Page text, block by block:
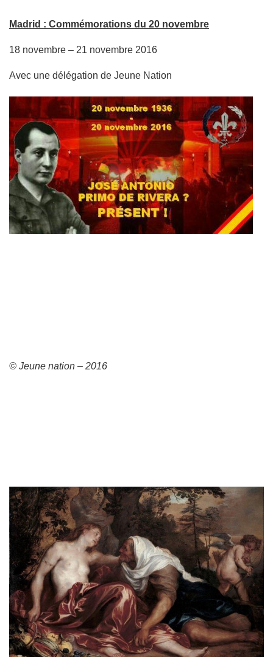
Madrid : Commémorations du 20 novembre
18 novembre – 21 novembre 2016
Avec une délégation de Jeune Nation
© Jeune nation – 2016